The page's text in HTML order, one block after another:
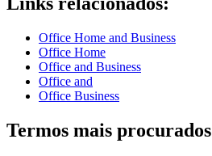
Office Home and Business
Office Home
Office and Business
Office and
Office Business
Termos mais procurados